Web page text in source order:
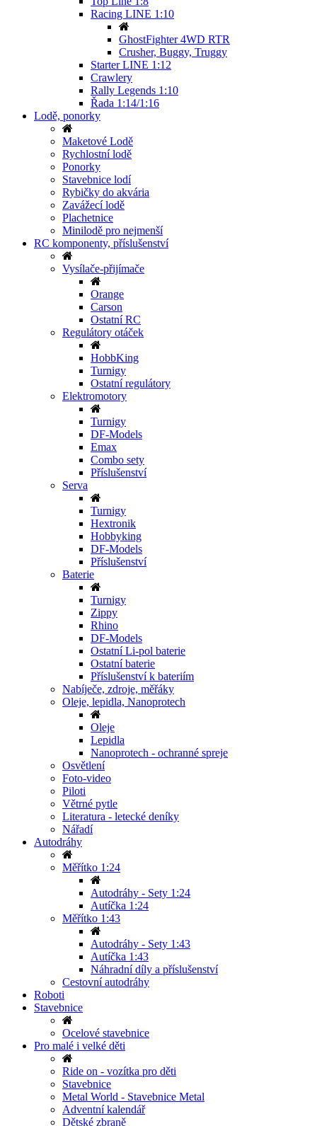
Racing LINE 1:10
GhostFighter 4WD RTR
Crusher, Buggy, Truggy
Starter LINE 1:12
Crawlery
Rally Legends 1:10
Řada 1:14/1:16
Lodě, ponorky
Maketové Lodě
Rychlostní lodě
Ponorky
Stavebnice lodí
Rybičky do akvária
Zavážecí lodě
Plachetnice
Minilodě pro nejmenší
RC komponenty, příslušenství
Vysílače-přijímače
Orange
Carson
Ostatní RC
Regulátory otáček
HobbKing
Turnigy
Ostatní regulátory
Elektromotory
Turnigy
DF-Models
Emax
Combo sety
Příslušenství
Serva
Turnigy
Hextronik
Hobbyking
DF-Models
Příslušenství
Baterie
Turnigy
Zippy
Rhino
DF-Models
Ostatní Li-pol baterie
Ostatní baterie
Příslušenství k bateriím
Nabíječe, zdroje, měřáky
Oleje, lepidla, Nanoprotech
Oleje
Lepidla
Nanoprotech - ochranné spreje
Osvětlení
Foto-video
Piloti
Větrné pytle
Literatura - letecké deníky
Nářadí
Autodráhy
Měřítko 1:24
Autodráhy - Sety 1:24
Autíčka 1:24
Měřítko 1:43
Autodráhy - Sety 1:43
Autíčka 1:43
Náhradní díly a příslušenství
Cestovní autodráhy
Roboti
Stavebnice
Ocelové stavebnice
Pro malé i velké děti
Ride on - vozítka pro děti
Stavebnice
Metal World - Stavebnice Metal
Adventní kalendář
Dětské zbraně